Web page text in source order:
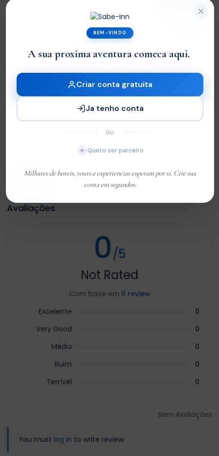
Leaflet| ©
Avaliações
0/5
Not Rated
Com base em 0 review
Excelente
0
Very Good
0
Média
0
Ruim
0
Terrível
0
Sem Avaliações
You must log in to write review
BEM-VINDO
A sua proxima aventura comeca aqui.|
Criar conta gratuita
Ja tenho conta
OU
Quero ser parceiro
Milhares de hoteis, tours e experiencias esperam por si. Crie sua
conta em segundos.